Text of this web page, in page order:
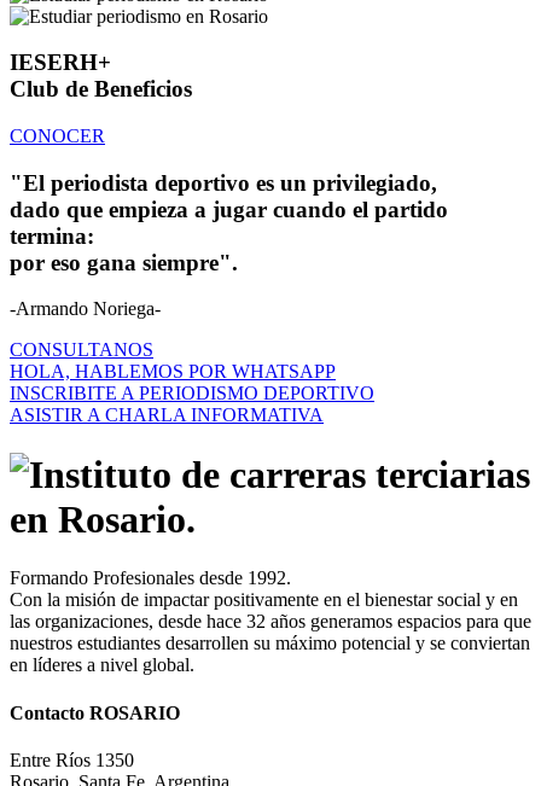
IESERH+
Club de Beneficios
CONOCER
"El periodista deportivo es un privilegiado,
dado que empieza a jugar cuando el partido
termina:
por eso gana siempre".
-Armando Noriega-
CONSULTANOS
HOLA, HABLEMOS POR WHATSAPP
INSCRIBITE A PERIODISMO DEPORTIVO
ASISTIR A CHARLA INFORMATIVA
Formando Profesionales desde 1992.
Con la misión de impactar positivamente en el bienestar social y en
las organizaciones, desde hace 32 años generamos espacios para que
nuestros estudiantes desarrollen su máximo potencial y se conviertan
en líderes a nivel global.
Contacto ROSARIO
Entre Ríos 1350
Rosario, Santa Fe, Argentina